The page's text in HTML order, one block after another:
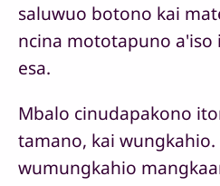
saluwuo botono kai
ncina mototapuno
esa.
Mbalo cinudapakono
tamano, kai wungkahio.
wumungkahio